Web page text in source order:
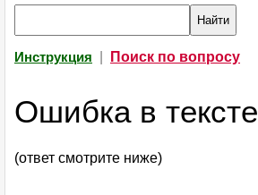
Инструкция Поиск по вопросу
Ошибка в тексте
(ответ смотрите ниже)